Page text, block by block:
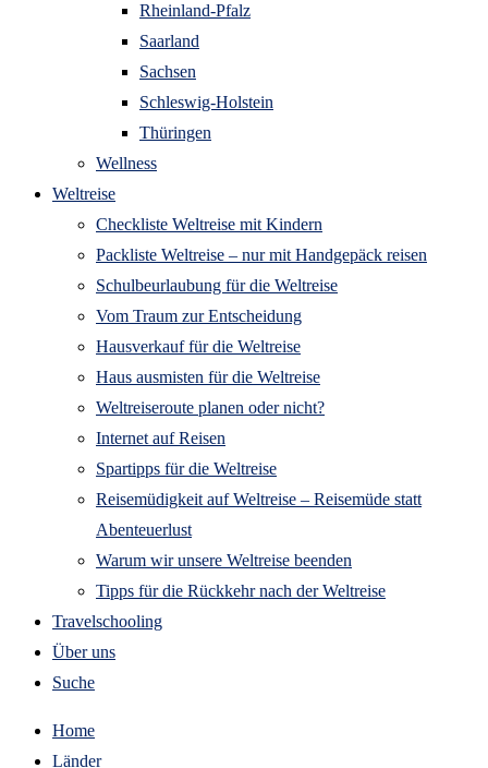
Rheinland-Pfalz
Saarland
Sachsen
Schleswig-Holstein
Thüringen
Wellness
Weltreise
Checkliste Weltreise mit Kindern
Packliste Weltreise – nur mit Handgepäck reisen
Schulbeurlaubung für die Weltreise
Vom Traum zur Entscheidung
Hausverkauf für die Weltreise
Haus ausmisten für die Weltreise
Weltreiseroute planen oder nicht?
Internet auf Reisen
Spartipps für die Weltreise
Reisemüdigkeit auf Weltreise – Reisemüde statt
Abenteuerlust
Warum wir unsere Weltreise beenden
Tipps für die Rückkehr nach der Weltreise
Travelschooling
Über uns
Suche
Home
Länder